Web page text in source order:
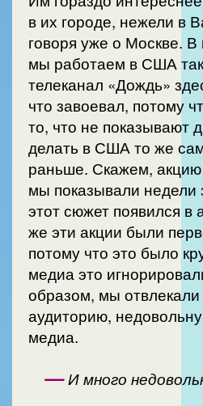
в их городе, нежели в
говоря уже о Москве.
мы работаем в США
телеканал «Дождь»
что завоевал, потому
то, что не показывают
делать в США то же
раньше. Скажем, акцию
мы показывали недели
этот сюжет появился в
же эти акции были
потому что это было
медиа это
образом, мы отвлекали
аудиторию,
медиа.
—И много